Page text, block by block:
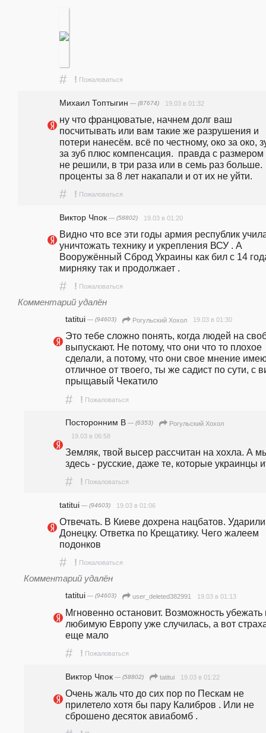
# ! Пожаловаться
Михаил Топтыгин — (87674) 19.03 в 01:32
ну что францюватые, начнем долг ваш
посчитывать или вам такие же разрушения и
потери нанесём. всё по честному, око за око,
за зуб плюс компенсация.  правда с
не решили, в три раза или в семь раз больше.
проценты за 8 лет накапали и от их не уйти.
# ! Пожаловаться
Виктор Чпок — (58802) 19.03 в 01:20
Видно что все эти годы армия республик
уничтожать технику и укрепления ВСУ . А
Вооружённый Сброд Украины как бил с 14
мирняку так и продолжает .
# ! Пожаловаться
Комментарий удалён
tatitui — (94603) Рогульский Хохол 19.03 в 01:30
Это тебе сложно понять, когда людей на
выпускают. Не потому, что они что то плохое
сделали, а потому, что они свое мнение
отличное от твоего, ты же садист по сути, с
прыщавый Чекатило
# ! Пожаловаться
Посторонним В — (6353)
Рогульский Хохол
19.03 в 06:58
Земляк, твой высер рассчитан на хохла. А
здесь - русские, даже те, которые украинцы
# ! Пожаловаться
tatitui — (94603) 19.03 в 01:06
Отвечать. В Киеве дохрена нацбатов.
Донецку. Ответка по Крещатику. Чего жалеем
подонков
# ! Пожаловаться
Комментарий удалён
tatitui — (94603) user_deleted382991 19.03 в 01:13
Мгновенно остановит. Возможность убежать
любимую Европу уже случилась, а вот
еще мало
# ! Пожаловаться
Виктор Чпок — (58802) tatitui 19.03 в 01:22
Очень жаль что до сих пор по Пескам не
прилетело хотя бы пару Калибров . Или не
сброшено десяток авиабомб .